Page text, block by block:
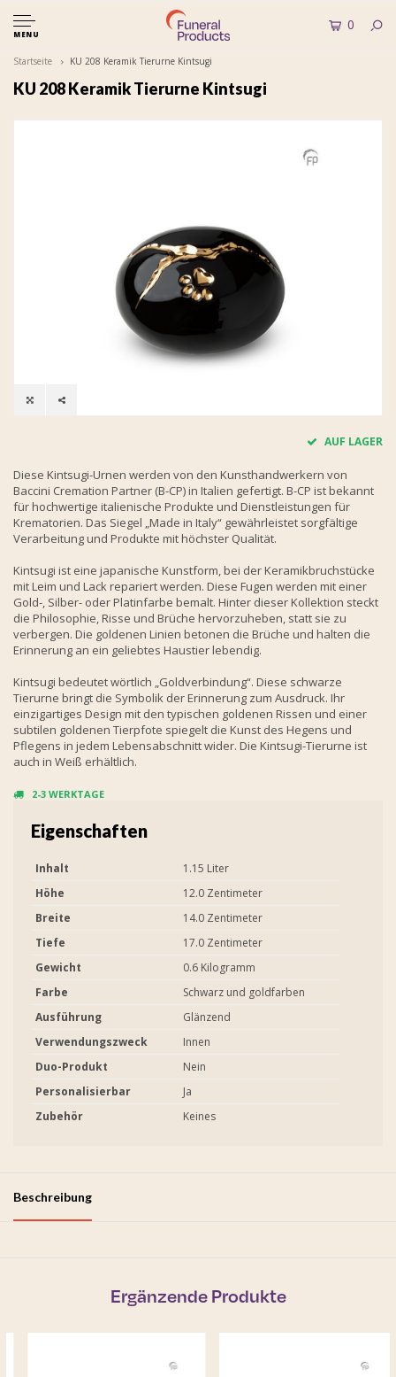
MENU
0
Startseite KU 208 Keramik Tierurne Kintsugi
KU 208 Keramik Tierurne Kintsugi
AUF LAGER
Diese Kintsugi-Urnen werden von den Kunsthandwerkern von
Baccini Cremation Partner (B-CP) in Italien gefertigt. B-CP ist bekannt
für hochwertige italienische Produkte und Dienstleistungen für
Krematorien. Das Siegel „Made in Italy“ gewährleistet sorgfältige
Verarbeitung und Produkte mit höchster Qualität.
Kintsugi ist eine japanische Kunstform, bei der Keramikbruchstücke
mit Leim und Lack repariert werden. Diese Fugen werden mit einer
Gold-, Silber- oder Platinfarbe bemalt. Hinter dieser Kollektion steckt
die Philosophie, Risse und Brüche hervorzuheben, statt sie zu
verbergen. Die goldenen Linien betonen die Brüche und halten die
Erinnerung an ein geliebtes Haustier lebendig.
Kintsugi bedeutet wörtlich „Goldverbindung“. Diese schwarze
Tierurne bringt die Symbolik der Erinnerung zum Ausdruck. Ihr
einzigartiges Design mit den typischen goldenen Rissen und einer
subtilen goldenen Tierpfote spiegelt die Kunst des Hegens und
Pflegens in jedem Lebensabschnitt wider. Die Kintsugi-Tierurne ist
auch in Weiß erhältlich.
2-3 WERKTAGE
Eigenschaften
Inhalt
1.15 Liter
Höhe
12.0 Zentimeter
Breite
14.0 Zentimeter
Tiefe
17.0 Zentimeter
Gewicht
0.6 Kilogramm
Farbe
Schwarz und goldfarben
Ausführung
Glänzend
Verwendungszweck
Innen
Duo-Produkt
Nein
Personalisierbar
Ja
Zubehör
Keines
Beschreibung
Ergänzende Produkte